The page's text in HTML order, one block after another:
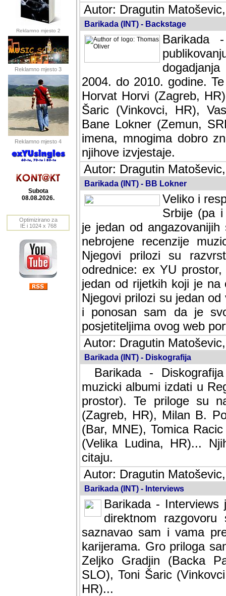
Reklamno mjesto 2
Reklamno mjesto 3
Reklamno mjesto 4
Subota
08.08.2026.
Optimizirano za
IE i 1024 x 768
Autor: Dragutin
Barikada (INT) - Backstage
Barikada
2004. do 2010. godine.
Horvat Horvi (Zagreb,
Šaric (Vinkovci, HR),
Bane Lokner (Zemun,
imena, mnogima dobro
njihove izvjestaje.
Autor: Dragutin
Barikada (INT) - BB Lokner
Veliko i
Srbije (pa i
jedan od angazovanijih
nebrojene recenzije
Njegovi prilozi su
odrednice: ex YU
jedan od rijetkih koji je
Njegovi prilozi su jedan
i ponosan sam da je
posjetiteljima ovog web
Autor: Dragutin
Barikada (INT) - Diskografija
Barikada -
muzicki albumi izdati u
prostor). Te priloge su
(Zagreb, HR), Milan B.
(Bar, MNE), Tomica
(Velika Ludina, HR)...
citaju.
Autor: Dragutin
Barikada (INT) - Interviews
Barikada -
direktnom
saznavao sam i vama
karijerama. Gro priloga
Zeljko Gradjin (Backa
SLO), Toni Šaric
HR)...